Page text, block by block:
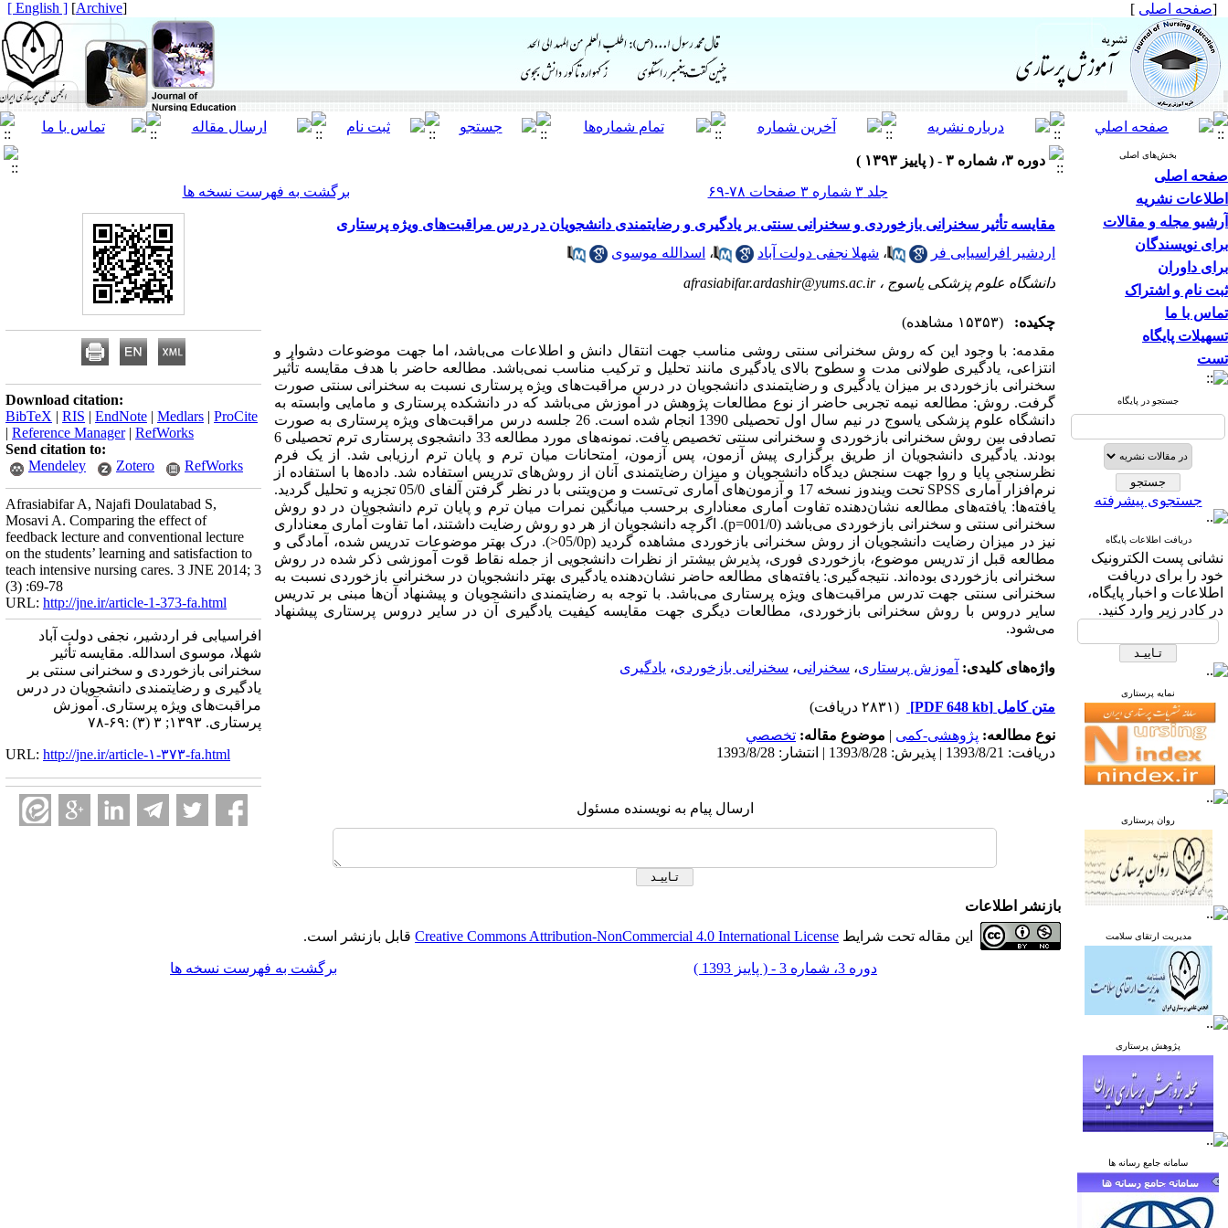
[صفحه اصلی ]
[
Archive
]
[ English ]
بخش‌های اصلی
صفحه اصلی
اطلاعات نشریه
آرشیو مجله و مقالات
برای نویسندگان
برای داوران
ثبت نام و اشتراک
تماس با ما
تسهیلات پایگاه
تست
جستجو در پایگاه
جستجوی پیشرفته
دریافت اطلاعات پایگاه
نشانی پست الکترونیک
خود را برای دریافت
اطلاعات و اخبار پایگاه،
در کادر زیر وارد کنید.
نمایه پرستاری
روان پرستاری
مدیریت ارتقای سلامت
پژوهش پرستاری
سامانه جامع رسانه ها
دوره ۳، شماره ۳ - ( پاییز ۱۳۹۳ )
جلد ۳ شماره ۳ صفحات ۷۸-۶۹
برگشت به فهرست نسخه ها
مقایسه تأثیر سخنرانی بازخوردی و سخنرانی سنتی بر یادگیری و رضایتمندی دانشجویان در درس مراقبت‌های ویژه پرستاری
اردشیر افراسیابی فر
، شهلا نجفی دولت آباد ، اسدالله موسوی
دانشگاه علوم پزشکی یاسوج ،afrasiabifar.ardashir@yums.ac.ir
چکیده:
(۱۵۳۵۳ مشاهده)
مقدمه: با وجود این که روش سخنرانی سنتی روشی مناسب جهت انتقال دانش و اطلاعات می‌باشد، اما جهت موضوعات دشوار و
انتزاعی، یادگیری طولانی مدت و سطوح بالای یادگیری مانند تحلیل و ترکیب مناسب نمی‌باشد. مطالعه حاضر با هدف مقایسه تأثیر
سخنرانی بازخوردی بر میزان یادگیری و رضایتمندی دانشجویان در درس مراقبت‌های ویژه پرستاری نسبت به سخنرانی سنتی صورت
گرفت. روش: مطالعه نیمه تجربی حاضر از نوع مطالعات پژوهش در آموزش می‌باشد که در دانشکده پرستاری و مامایی وابسته به
دانشگاه علوم پزشکی یاسوج در نیم سال اول تحصیلی 1390 انجام شده است. 26 جلسه درس مراقبت‌های ویژه پرستاری به صورت
تصادفی بین روش سخنرانی بازخوردی و سخنرانی سنتی تخصیص یافت. نمونه‌های مورد مطالعه 33 دانشجوی پرستاری ترم تحصیلی 6
بودند. یادگیری دانشجویان از طریق برگزاری پیش آزمون، پس آزمون، امتحانات میان ترم و پایان ترم ارزیابی شد. از یک فرم
نظرسنجی پایا و روا جهت سنجش دیدگاه دانشجویان و میزان رضایتمندی آنان از روش‌های تدریس استفاده شد. داده‌ها با استفاده از
نرم‌افزار آماری SPSS تحت ویندوز نسخه 17 و آزمون‌های آماری تی‌تست و من‌ویتنی با در نظر گرفتن آلفای 05/0 تجزیه و تحلیل گردید.
یافته‌ها: یافته‌های مطالعه نشان‌دهنده تفاوت آماری معناداری برحسب میانگین نمرات میان ترم و پایان ترم دانشجویان در دو روش
سخنرانی سنتی و سخنرانی بازخوردی می‌باشد (001/0=p). اگرچه دانشجویان از هر دو روش رضایت داشتند، اما تفاوت آماری معناداری
نیز در میزان رضایت دانشجویان از روش سخنرانی بازخوردی مشاهده گردید (05/0p<). درک بهتر موضوعات تدریس شده، آمادگی و
مطالعه قبل از تدریس موضوع، بازخوردی فوری، پذیرش بیشتر از نظرات دانشجویی از جمله نقاط قوت آموزشی ذکر شده در روش
سخنرانی بازخوردی بوده‌اند. نتیجه‌گیری: یافته‌های مطالعه حاضر نشان‌دهنده یادگیری بهتر دانشجویان در سخنرانی بازخوردی نسبت به
سخنرانی سنتی جهت تدرس مراقبت‌های ویژه پرستاری می‌باشد. با توجه به رضایتمندی دانشجویان و پیشنهاد آن‌ها مبنی بر تدریس
سایر دروس با روش سخنرانی بازخوردی، مطالعات دیگری جهت مقایسه کیفیت یادگیری آن در سایر دروس پرستاری پیشنهاد
می‌شود.
واژه‌های کلیدی: آموزش پرستاری، سخنرانی، سخنرانی بازخوردی، یادگیری
متن کامل [PDF 648 kb]
(۲۸۳۱ دریافت)
نوع مطالعه: پژوهشی-کمی | موضوع مقاله: تخصصي
دریافت: 1393/8/21 | پذیرش: 1393/8/28 | انتشار: 1393/8/28
ارسال پیام به نویسنده مسئول
Download citation:
BibTeX | RIS | EndNote | Medlars | ProCite
| Reference Manager| RefWorks
Send citation to:
Mendeley
Zotero RefWorks
Afrasiabifar A, Najafi Doulatabad S,
Mosavi A. Comparing the effect of
feedback lecture and conventional lecture
on the students’ learning and satisfaction to
teach intensive nursing cares. 3 JNE 2014; 3
(3) :69-78
URL: http://jne.ir/article-1-373-fa.html
افراسیابی فر اردشیر، نجفی دولت آباد
شهلا، موسوی اسدالله. مقایسه تأثیر
سخنرانی بازخوردی و سخنرانی سنتی بر
یادگیری و رضایتمندی دانشجویان در درس
مراقبت‌های ویژه پرستاری. آموزش
پرستاری. ۱۳۹۳; ۳ (۳) :۶۹-۷۸
URL: http://jne.ir/article-۱-۳۷۳-fa.html
بازنشر اطلاعات
این مقاله تحت شرایط Creative Commons Attribution-NonCommercial 4.0 International License قابل بازنشر است.
دوره 3، شماره 3 - ( پاییز 1393 ) برگشت به فهرست نسخه ها